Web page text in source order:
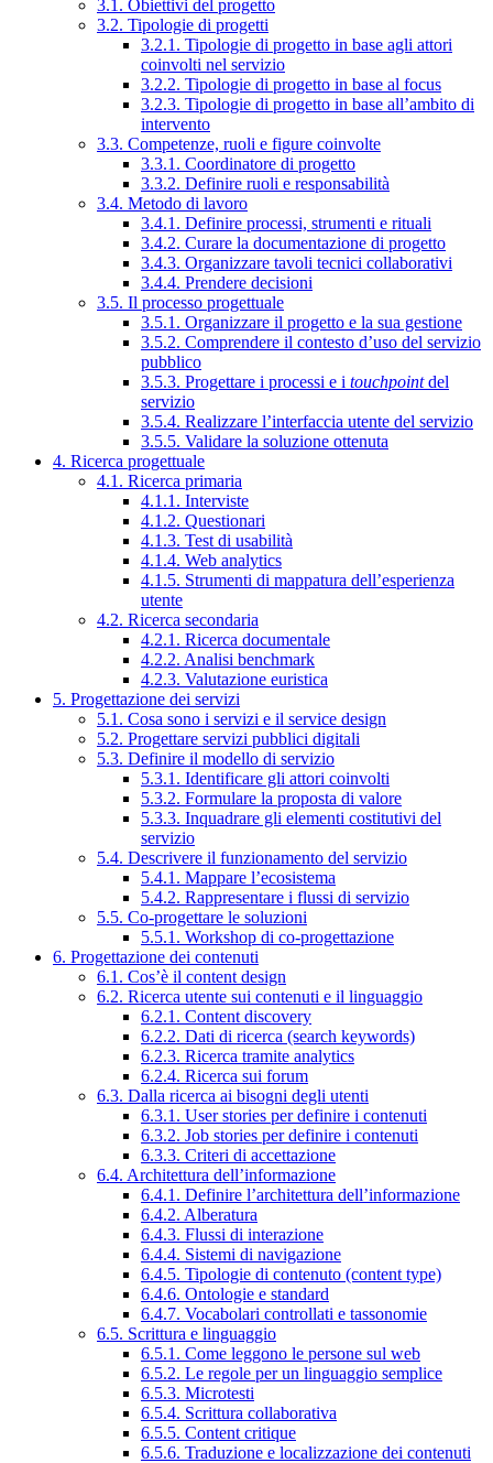
3.1. Obiettivi del progetto
3.2. Tipologie di progetti
3.2.1. Tipologie di progetto in base agli attori
coinvolti nel servizio
3.2.2. Tipologie di progetto in base al focus
3.2.3. Tipologie di progetto in base all’ambito di
intervento
3.3. Competenze, ruoli e figure coinvolte
3.3.1. Coordinatore di progetto
3.3.2. Definire ruoli e responsabilità
3.4. Metodo di lavoro
3.4.1. Definire processi, strumenti e rituali
3.4.2. Curare la documentazione di progetto
3.4.3. Organizzare tavoli tecnici collaborativi
3.4.4. Prendere decisioni
3.5. Il processo progettuale
3.5.1. Organizzare il progetto e la sua gestione
3.5.2. Comprendere il contesto d’uso del servizio
pubblico
3.5.3. Progettare i processi e i touchpointdel
servizio
3.5.4. Realizzare l’interfaccia utente del servizio
3.5.5. Validare la soluzione ottenuta
4. Ricerca progettuale
4.1. Ricerca primaria
4.1.1. Interviste
4.1.2. Questionari
4.1.3. Test di usabilità
4.1.4. Web analytics
4.1.5. Strumenti di mappatura dell’esperienza
utente
4.2. Ricerca secondaria
4.2.1. Ricerca documentale
4.2.2. Analisi benchmark
4.2.3. Valutazione euristica
5. Progettazione dei servizi
5.1. Cosa sono i servizi e il service design
5.2. Progettare servizi pubblici digitali
5.3. Definire il modello di servizio
5.3.1. Identificare gli attori coinvolti
5.3.2. Formulare la proposta di valore
5.3.3. Inquadrare gli elementi costitutivi del
servizio
5.4. Descrivere il funzionamento del servizio
5.4.1. Mappare l’ecosistema
5.4.2. Rappresentare i flussi di servizio
5.5. Co-progettare le soluzioni
5.5.1. Workshop di co-progettazione
6. Progettazione dei contenuti
6.1. Cos’è il content design
6.2. Ricerca utente sui contenuti e il linguaggio
6.2.1. Content discovery
6.2.2. Dati di ricerca (search keywords)
6.2.3. Ricerca tramite analytics
6.2.4. Ricerca sui forum
6.3. Dalla ricerca ai bisogni degli utenti
6.3.1. User stories per definire i contenuti
6.3.2. Job stories per definire i contenuti
6.3.3. Criteri di accettazione
6.4. Architettura dell’informazione
6.4.1. Definire l’architettura dell’informazione
6.4.2. Alberatura
6.4.3. Flussi di interazione
6.4.4. Sistemi di navigazione
6.4.5. Tipologie di contenuto (content type)
6.4.6. Ontologie e standard
6.4.7. Vocabolari controllati e tassonomie
6.5. Scrittura e linguaggio
6.5.1. Come leggono le persone sul web
6.5.2. Le regole per un linguaggio semplice
6.5.3. Microtesti
6.5.4. Scrittura collaborativa
6.5.5. Content critique
6.5.6. Traduzione e localizzazione dei contenuti